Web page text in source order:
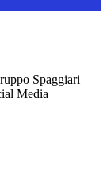
Spaggiari
Media